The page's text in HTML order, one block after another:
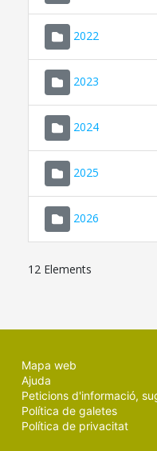
2022
2023
2024
2025
2026
12 Elements
Mapa web
Ajuda
Peticions d'informació,
Política de galetes
Política de privacitat